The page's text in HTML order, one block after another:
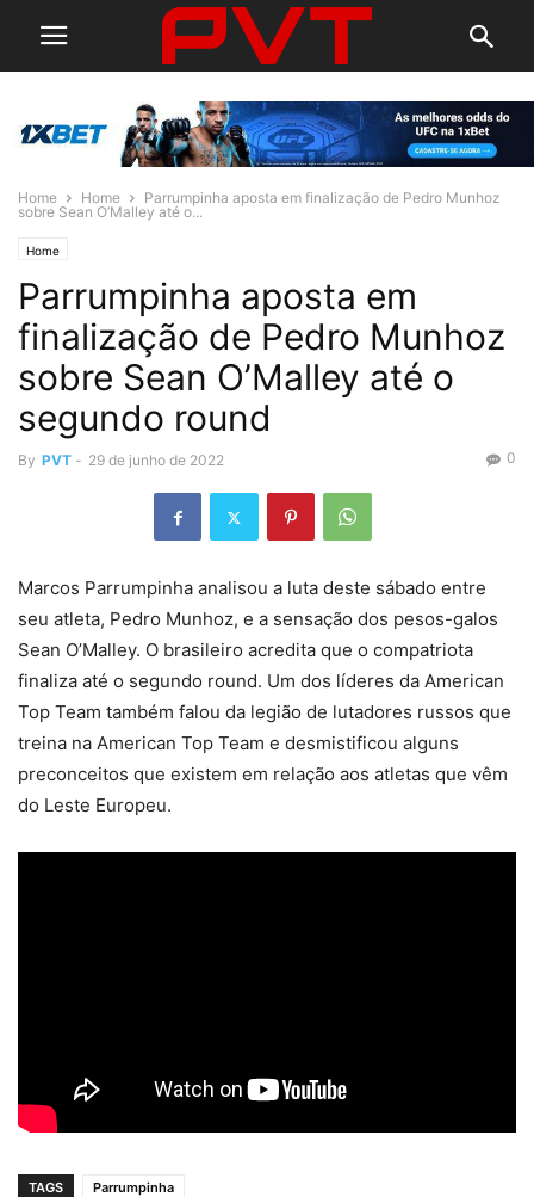
Home Home
Parrumpinha aposta em finalização de Pedro Munhoz
sobre Sean O’Malley até o...
Home
Parrumpinha aposta em
finalização de Pedro Munhoz
sobre Sean O’Malley até o
segundo round
By PVT - 29 de junho de 2022 0
Marcos Parrumpinha analisou a luta deste sábado entre
seu atleta, Pedro Munhoz, e a sensação dos pesos-galos
Sean O’Malley. O brasileiro acredita que o compatriota
finaliza até o segundo round. Um dos líderes da American
Top Team também falou da legião de lutadores russos que
treina na American Top Team e desmistificou alguns
preconceitos que existem em relação aos atletas que vêm
do Leste Europeu.
TAGS Parrumpinha